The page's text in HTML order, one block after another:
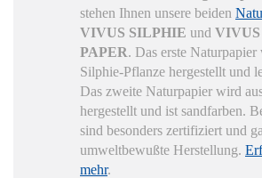
stehen Ihnen unsere beiden
VIVUS SILPHIE und VIVUS
PAPER. Das erste Naturpapier
Silphie-Pflanze hergestellt und
Das zweite Naturpapier wird
hergestellt und ist sandfarben.
sind besonders zertifiziert und
umweltbewußte Herstellung.
mehr.
Details einblenden